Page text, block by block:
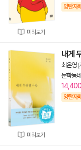
미리보기
양탄자
미리보기
내게
최은영(
문학동네
14,400
양탄자